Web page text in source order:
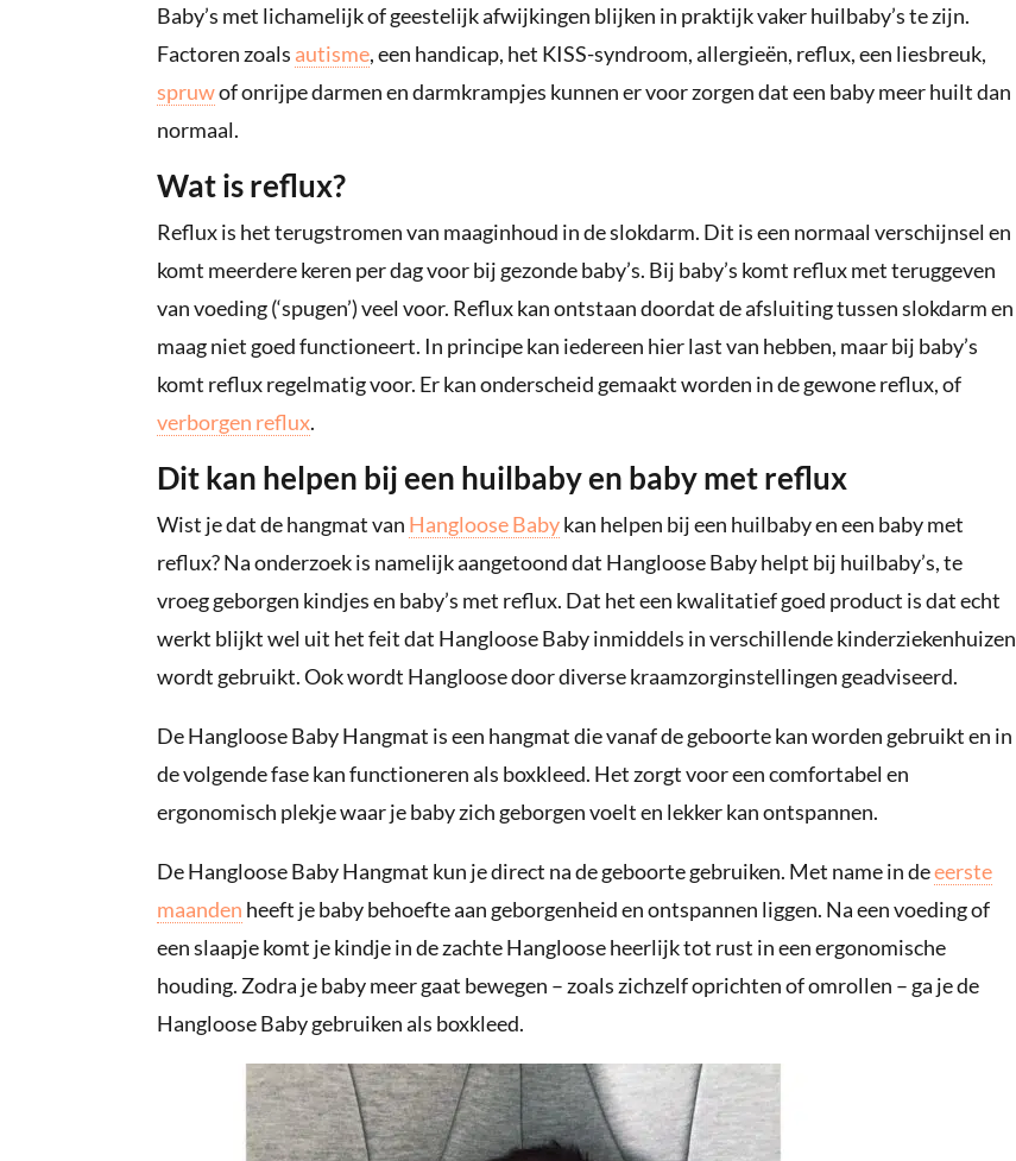
Baby’s met lichamelijk of geestelijk afwijkingen blijken in praktijk vaker huilbaby’s te zijn.
Factoren zoals autisme, een handicap, het KISS-syndroom, allergieën, reflux, een liesbreuk,
spruwof onrijpe darmen en darmkrampjes kunnen er voor zorgen dat een baby meer huilt dan
normaal.
Wat is reflux?
Reflux is het terugstromen van maaginhoud in de slokdarm. Dit is een normaal verschijnsel en
komt meerdere keren per dag voor bij gezonde baby’s. Bij baby’s komt reflux met teruggeven
van voeding (‘spugen’) veel voor. Reflux kan ontstaan doordat de afsluiting tussen slokdarm en
maag niet goed functioneert. In principe kan iedereen hier last van hebben, maar bij baby’s
komt reflux regelmatig voor. Er kan onderscheid gemaakt worden in de gewone reflux, of
verborgen reflux.
Dit kan helpen bij een huilbaby en baby met reflux
Wist je dat de hangmat van Hangloose Babykan helpen bij een huilbaby en een baby met
reflux? Na onderzoek is namelijk aangetoond dat Hangloose Baby helpt bij huilbaby’s, te
vroeg geborgen kindjes en baby’s met reflux. Dat het een kwalitatief goed product is dat echt
werkt blijkt wel uit het feit dat Hangloose Baby inmiddels in verschillende kinderziekenhuizen
wordt gebruikt. Ook wordt Hangloose door diverse kraamzorginstellingen geadviseerd.
De Hangloose Baby Hangmat is een hangmat die vanaf de geboorte kan worden gebruikt en in
de volgende fase kan functioneren als boxkleed. Het zorgt voor een comfortabel en
ergonomisch plekje waar je baby zich geborgen voelt en lekker kan ontspannen.
De Hangloose Baby Hangmat kun je direct na de geboorte gebruiken. Met name in deeerste
maanden heeft je baby behoefte aan geborgenheid en ontspannen liggen. Na een voeding of
een slaapje komt je kindje in de zachte Hangloose heerlijk tot rust in een ergonomische
houding. Zodra je baby meer gaat bewegen – zoals zichzelf oprichten of omrollen – ga je de
Hangloose Baby gebruiken als boxkleed.